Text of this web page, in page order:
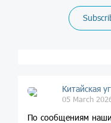
Китайская
05 March
По сообщениям